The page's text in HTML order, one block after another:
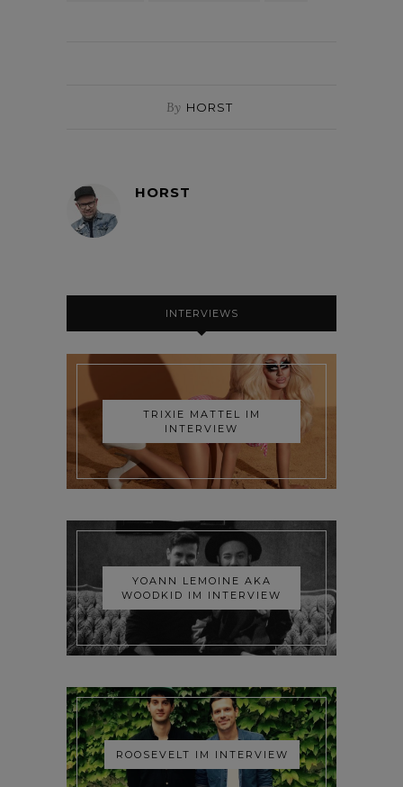
By HORST
HORST
INTERVIEWS
TRIXIE MATTEL IM
INTERVIEW
YOANN LEMOINE AKA
WOODKID IM INTERVIEW
ROOSEVELT IM INTERVIEW